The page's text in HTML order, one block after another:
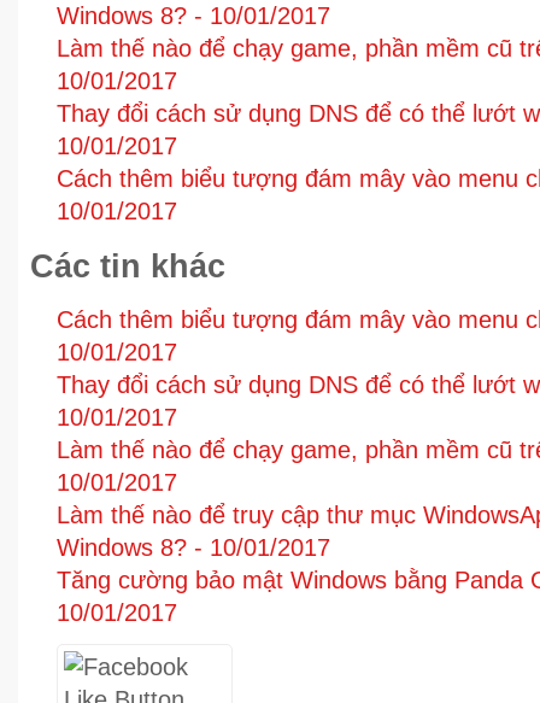
Windows 8? - 10/01/2017
Làm thế nào để chạy game, phần mềm cũ
10/01/2017
Thay đổi cách sử dụng DNS để có thể lướt
10/01/2017
Cách thêm biểu tượng đám mây vào menu
10/01/2017
Các tin khác
Cách thêm biểu tượng đám mây vào menu
10/01/2017
Thay đổi cách sử dụng DNS để có thể lướt
10/01/2017
Làm thế nào để chạy game, phần mềm cũ
10/01/2017
Làm thế nào để truy cập thư mục
Windows 8? - 10/01/2017
Tăng cường bảo mật Windows bằng Panda
10/01/2017